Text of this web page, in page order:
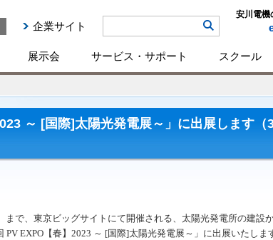
企業サイト
安川電機
展示会 サービス・サポート スクール
～ [国際]太陽光発電展～」に出展します（
まで、東京ビッグサイトにて開催される、太陽光発電所の建設
PV EXPO 【春】 2023 ～ [国際]太陽光発電展～」に出展いたしま